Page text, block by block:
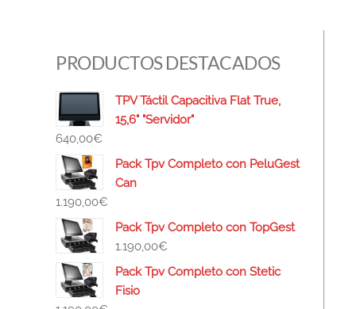
PRODUCTOS DESTACADOS
TPV Táctil Capacitiva Flat True,
15,6" "Servidor"
640,00€
Pack Tpv Completo con PeluGest
Can
1.190,00€
Pack Tpv Completo con TopGest
1.190,00€
Pack Tpv Completo con Stetic
Fisio